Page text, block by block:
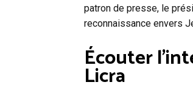
patron de presse, le
reconnaissance envers
Écouter
Licra